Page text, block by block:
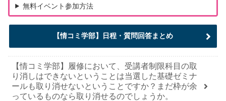
無料イベント参加方法
【情コミ学部】日程・質問回答まとめ
【情コミ学部】履修において、受講者制限科目の取
り消しはできないということは当選した基礎ゼミナ
ールも取り消せないということですか？まだ枠が余
っているものなら取り消せるのでしょうか。